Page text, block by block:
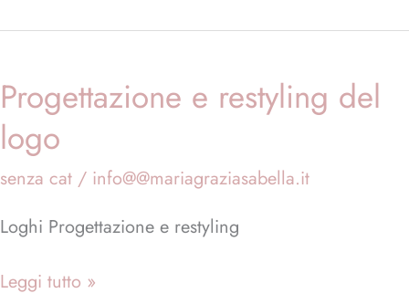
Progettazione e restyling del
logo
senza cat / info@@mariagraziasabella.it
Loghi Progettazione e restyling
Progettazione
e
restyling
del
Leggi tutto »